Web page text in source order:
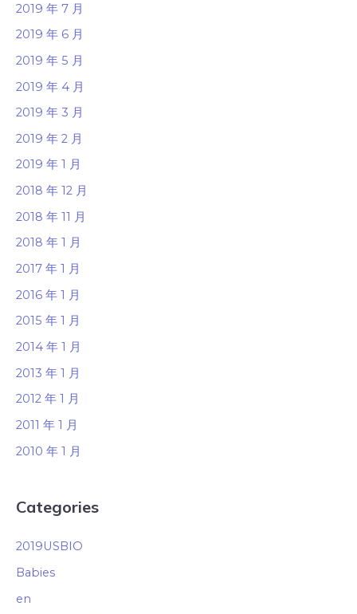
2019 年 7 月
2019 年 6 月
2019 年 5 月
2019 年 4 月
2019 年 3 月
2019 年 2 月
2019 年 1 月
2018 年 12 月
2018 年 11 月
2018 年 1 月
2017 年 1 月
2016 年 1 月
2015 年 1 月
2014 年 1 月
2013 年 1 月
2012 年 1 月
2011 年 1 月
2010 年 1 月
Categories
2019USBIO
Babies
en